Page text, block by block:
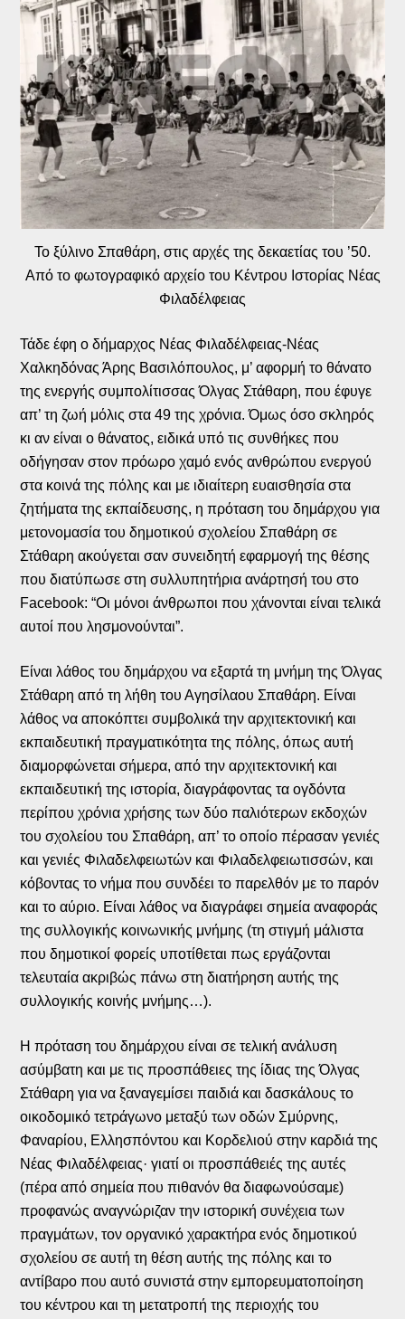
Το ξύλινο Σπαθάρη, στις αρχές της δεκαετίας του ’50.
Από το φωτογραφικό αρχείο του Κέντρου Ιστορίας Νέας
Φιλαδέλφειας
Τάδε έφη ο δήμαρχος Νέας Φιλαδέλφειας-Νέας
Χαλκηδόνας Άρης Βασιλόπουλος, μ’ αφορμή το θάνατο
της ενεργής συμπολίτισσας Όλγας Στάθαρη, που έφυγε
απ’ τη ζωή μόλις στα 49 της χρόνια. Όμως όσο σκληρός
κι αν είναι ο θάνατος, ειδικά υπό τις συνθήκες που
οδήγησαν στον πρόωρο χαμό ενός ανθρώπου ενεργού
στα κοινά της πόλης και με ιδιαίτερη ευαισθησία στα
ζητήματα της εκπαίδευσης, η πρόταση του δημάρχου για
μετονομασία του δημοτικού σχολείου Σπαθάρη σε
Στάθαρη ακούγεται σαν συνειδητή εφαρμογή της θέσης
που διατύπωσε στη συλλυπητήρια ανάρτησή του στο
Facebook: “Οι μόνοι άνθρωποι που χάνονται είναι τελικά
αυτοί που λησμονούνται”.
Είναι λάθος του δημάρχου να εξαρτά τη μνήμη της Όλγας
Στάθαρη από τη λήθη του Αγησίλαου Σπαθάρη. Είναι
λάθος να αποκόπτει συμβολικά την αρχιτεκτονική και
εκπαιδευτική πραγματικότητα της πόλης, όπως αυτή
διαμορφώνεται σήμερα, από την αρχιτεκτονική και
εκπαιδευτική της ιστορία, διαγράφοντας τα ογδόντα
περίπου χρόνια χρήσης των δύο παλιότερων εκδοχών
του σχολείου του Σπαθάρη, απ’ το οποίο πέρασαν γενιές
και γενιές Φιλαδελφειωτών και Φιλαδελφειωτισσών, και
κόβοντας το νήμα που συνδέει το παρελθόν με το παρόν
και το αύριο. Είναι λάθος να διαγράφει σημεία αναφοράς
της συλλογικής κοινωνικής μνήμης (τη στιγμή μάλιστα
που δημοτικοί φορείς υποτίθεται πως εργάζονται
τελευταία ακριβώς πάνω στη διατήρηση αυτής της
συλλογικής κοινής μνήμης…).
Η πρόταση του δημάρχου είναι σε τελική ανάλυση
ασύμβατη και με τις προσπάθειες της ίδιας της Όλγας
Στάθαρη για να ξαναγεμίσει παιδιά και δασκάλους το
οικοδομικό τετράγωνο μεταξύ των οδών Σμύρνης,
Φαναρίου, Ελλησπόντου και Κορδελιού στην καρδιά της
Νέας Φιλαδέλφειας· γιατί οι προσπάθειές της αυτές
(πέρα από σημεία που πιθανόν θα διαφωνούσαμε)
προφανώς αναγνώριζαν την ιστορική συνέχεια των
πραγμάτων, τον οργανικό χαρακτήρα ενός δημοτικού
σχολείου σε αυτή τη θέση αυτής της πόλης και το
αντίβαρο που αυτό συνιστά στην εμπορευματοποίηση
του κέντρου και τη μετατροπή της περιοχής του